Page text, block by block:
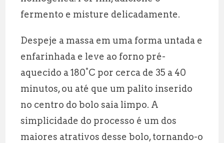
fermento e misture delicadamente.
Despeje a massa em uma forma untada e
enfarinhada e leve ao forno pré-
aquecido a 180°C por cerca de 35 a 40
minutos, ou até que um palito inserido
no centro do bolo saia limpo. A
simplicidade do processo é um dos
maiores atrativos desse bolo, tornando-o